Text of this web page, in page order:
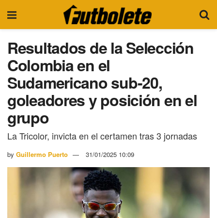
Resultados de la Selección
Colombia en el
Sudamericano sub-20,
goleadores y posición en el
grupo
La Tricolor, invicta en el certamen tras 3 jornadas
by Guillermo Puerto 31/01/2025 10:09